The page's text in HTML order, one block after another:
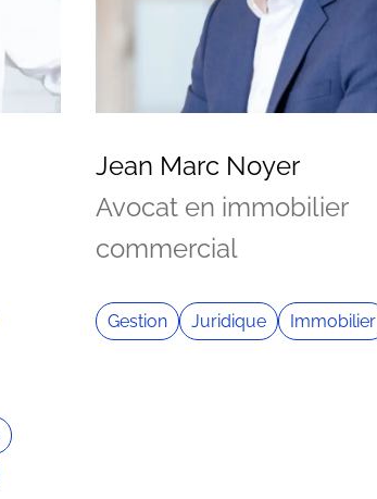
Jean Marc Noyer
Avocat en immobilier
commercial
Gestion Juridique Immobilier